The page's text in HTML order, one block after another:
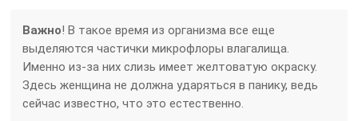
Важно! В такое время из организма все еще
выделяются частички микрофлоры влагалища.
Именно из-за них слизь имеет желтоватую окраску.
Здесь женщина не должна ударяться в панику, ведь
сейчас известно, что это естественно.